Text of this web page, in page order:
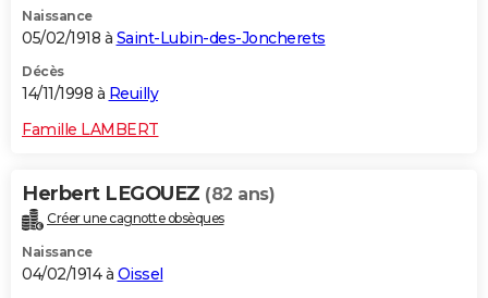
Naissance
05/02/1918 à Saint-Lubin-des-Joncherets
Décès
14/11/1998 à Reuilly
Famille LAMBERT
Herbert LEGOUEZ (82 ans)
Créer une cagnotte obsèques
Naissance
04/02/1914 à Oissel